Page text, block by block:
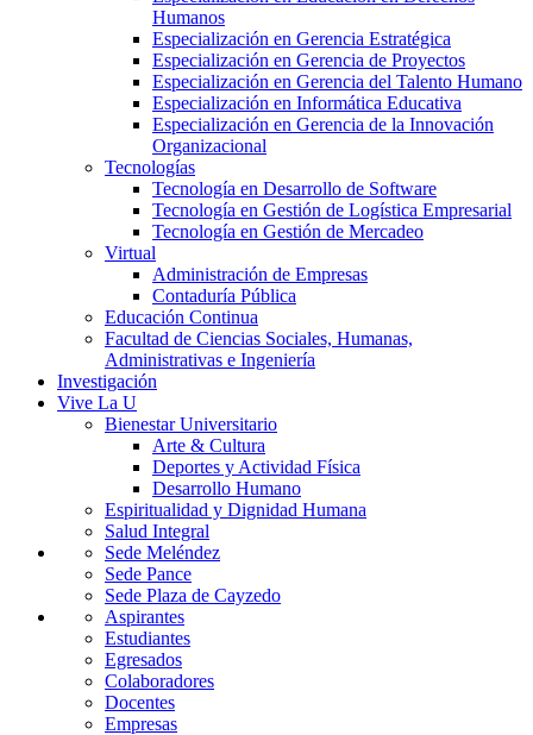
Humanos
Especialización en Gerencia Estratégica
Especialización en Gerencia de Proyectos
Especialización en Gerencia del Talento Humano
Especialización en Informática Educativa
Especialización en Gerencia de la Innovación
Organizacional
Tecnologías
Tecnología en Desarrollo de Software
Tecnología en Gestión de Logística Empresarial
Tecnología en Gestión de Mercadeo
Virtual
Administración de Empresas
Contaduría Pública
Educación Continua
Facultad de Ciencias Sociales, Humanas,
Administrativas e Ingeniería
Investigación
Vive La U
Bienestar Universitario
Arte & Cultura
Deportes y Actividad Física
Desarrollo Humano
Espiritualidad y Dignidad Humana
Salud Integral
Sede Meléndez
Sede Pance
Sede Plaza de Cayzedo
Aspirantes
Estudiantes
Egresados
Colaboradores
Docentes
Empresas